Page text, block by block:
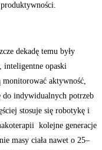
dekadę temu były
inteligentne opaski
monitorować aktywność,
do indywidualnych potrzeb
stosuje się robotykę i
kolejne generacje
masy ciała nawet o 25–